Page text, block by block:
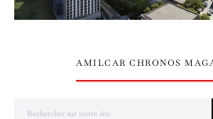
AMILCAR CHRONOS